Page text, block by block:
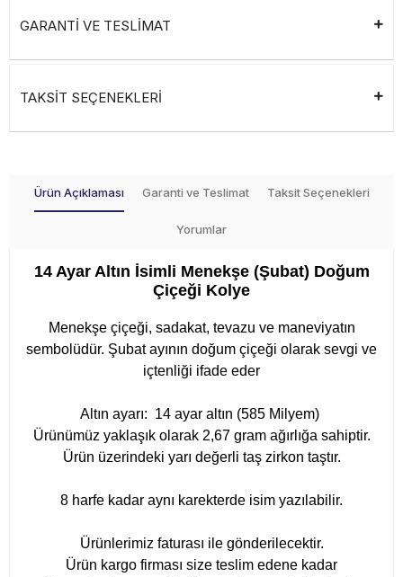
GARANTİ VE TESLİMAT
TAKSİT SEÇENEKLERİ
Ürün Açıklaması Garanti ve Teslimat Taksit Seçenekleri
Yorumlar
14 Ayar Altın İsimli Menekşe (Şubat) Doğum
Çiçeği Kolye
Menekşe çiçeği, sadakat, tevazu ve maneviyatın
sembolüdür. Şubat ayının doğum çiçeği olarak sevgi ve
içtenliği ifade eder
Altın ayarı: 14 ayar altın (585 Milyem)
Ürünümüz yaklaşık olarak 2,67 gram ağırlığa sahiptir.
Ürün üzerindeki yarı değerli taş zirkon taştır.
8 harfe kadar aynı karekterde isim yazılabilir.
Ürünlerimiz faturası ile gönderilecektir.
Ürün kargo firması size teslim edene kadar